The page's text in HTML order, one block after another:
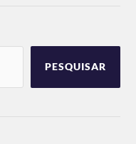
PESQUISAR